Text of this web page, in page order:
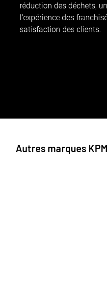
réduction des déchets,
l'expérience des
satisfaction des clients.
Autres marques KPM